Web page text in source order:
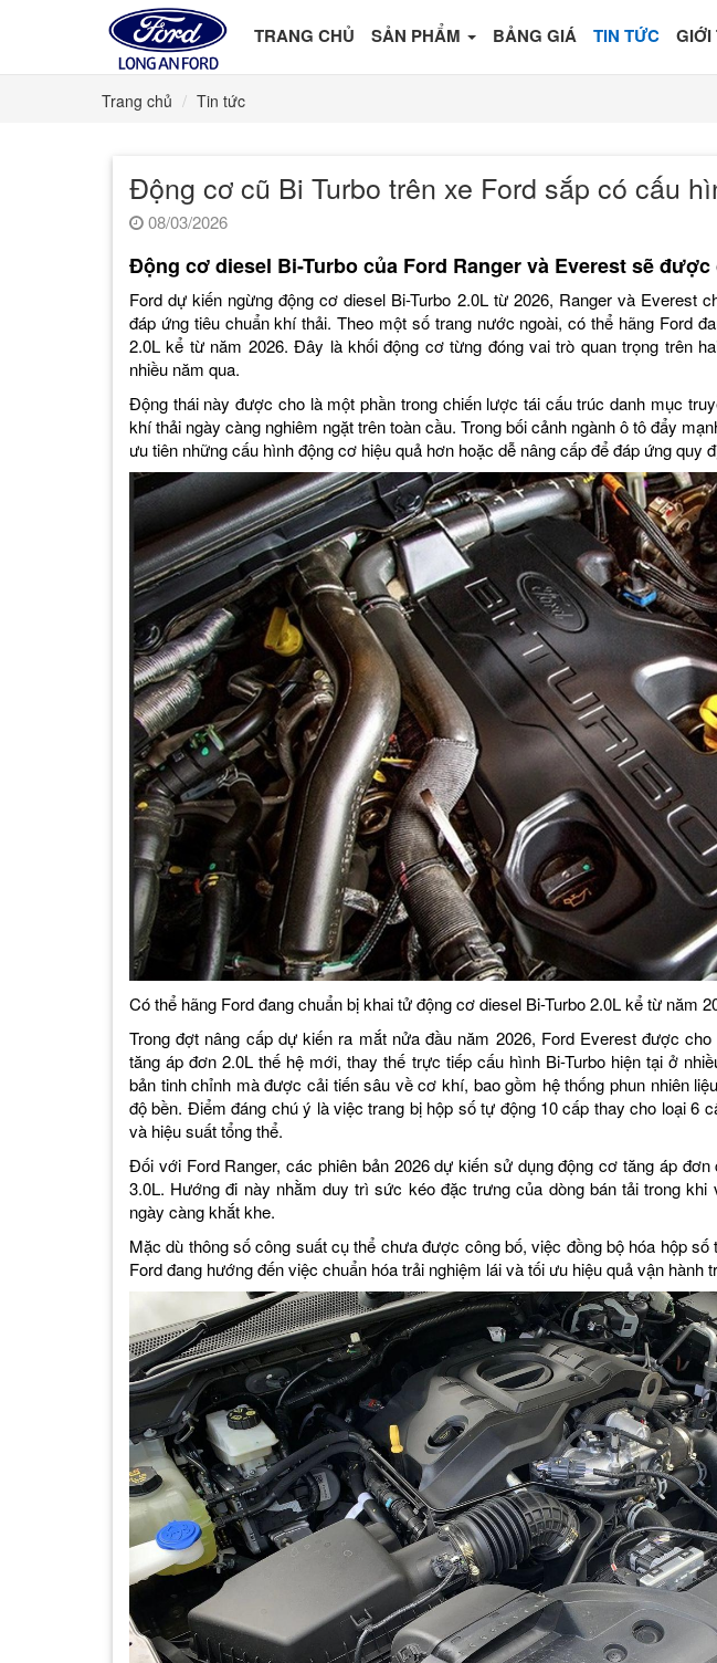
TRANG CHỦ SẢN PHẨM BẢNG GIÁ TIN TỨC GIỚI
Trang chủ Tin tức
Động cơ cũ Bi Turbo trên xe Ford sắp có cấu
08/03/2026
Động cơ diesel Bi-Turbo của Ford Ranger và Everest sẽ
Ford dự kiến ngừng động cơ diesel Bi-Turbo 2.0L từ 2026, Ranger và Everest
đáp ứng tiêu chuẩn khí thải. Theo một số trang nước ngoài, có thể hãng Ford
2.0L kể từ năm 2026. Đây là khối động cơ từng đóng vai trò quan trọng trên
nhiều năm qua.
Động thái này được cho là một phần trong chiến lược tái cấu trúc danh mục
khí thải ngày càng nghiêm ngặt trên toàn cầu. Trong bối cảnh ngành ô tô đẩy
ưu tiên những cấu hình động cơ hiệu quả hơn hoặc dễ nâng cấp để đáp ứng quy
Có thể hãng Ford đang chuẩn bị khai tử động cơ diesel Bi-Turbo 2.0L kể từ năm
Trong đợt nâng cấp dự kiến ra mắt nửa đầu năm 2026, Ford Everest được
tăng áp đơn 2.0L thế hệ mới, thay thế trực tiếp cấu hình Bi-Turbo hiện tại ở
bản tinh chỉnh mà được cải tiến sâu về cơ khí, bao gồm hệ thống phun nhiên
độ bền. Điểm đáng chú ý là việc trang bị hộp số tự động 10 cấp thay cho loại 6
và hiệu suất tổng thể.
Đối với Ford Ranger, các phiên bản 2026 dự kiến sử dụng động cơ tăng áp
3.0L. Hướng đi này nhằm duy trì sức kéo đặc trưng của dòng bán tải trong
ngày càng khắt khe.
Mặc dù thông số công suất cụ thể chưa được công bố, việc đồng bộ hóa hộp
Ford đang hướng đến việc chuẩn hóa trải nghiệm lái và tối ưu hiệu quả vận hành